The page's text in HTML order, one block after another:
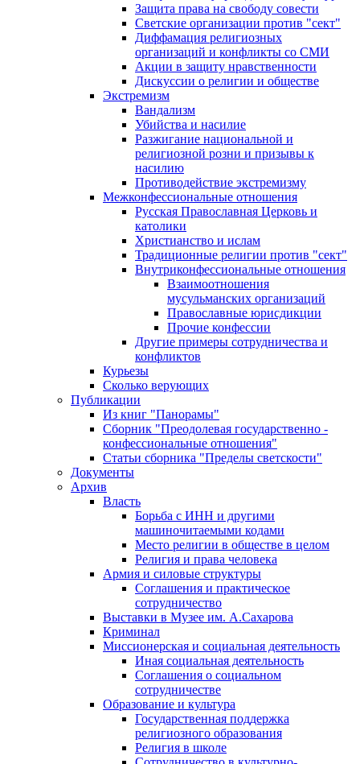
Защита права на свободу совести
Светские организации против "сект"
Диффамация религиозных
организаций и конфликты со СМИ
Акции в защиту нравственности
Дискуссии о религии и обществе
Экстремизм
Вандализм
Убийства и насилие
Разжигание национальной и
религиозной розни и призывы к
насилию
Противодействие экстремизму
Межконфессиональные отношения
Русская Православная Церковь и
католики
Христианство и ислам
Традиционные религии против "сект"
Внутриконфессиональные отношения
Взаимоотношения
мусульманских организаций
Православные юрисдикции
Прочие конфессии
Другие примеры сотрудничества и
конфликтов
Курьезы
Сколько верующих
Публикации
Из книг "Панорамы"
Сборник "Преодолевая государственно -
конфессиональные отношения"
Статьи сборника "Пределы светскости"
Документы
Архив
Власть
Борьба с ИНН и другими
машиночитаемыми кодами
Место религии в обществе в целом
Религия и права человека
Армия и силовые структуры
Соглашения и практическое
сотрудничество
Выставки в Музее им. А.Сахарова
Криминал
Миссионерская и социальная деятельность
Иная социальная деятельность
Соглашения о социальном
сотрудничестве
Образование и культура
Государственная поддержка
религиозного образования
Религия в школе